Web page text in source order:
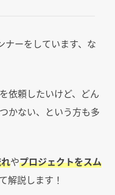
ナーをしています、な
依頼したいけど、どん
かない、という方も多
やプロジェクトをスム
解説します！